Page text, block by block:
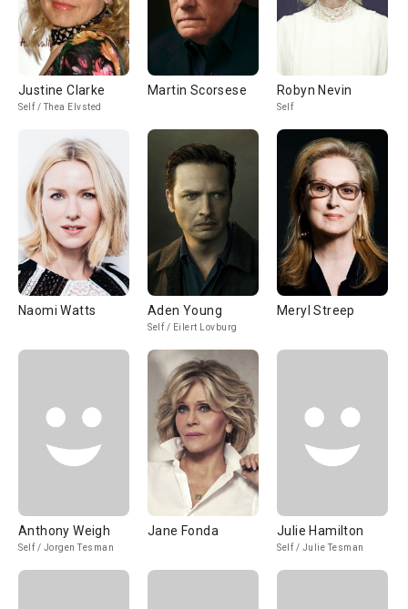
Justine Clarke
Self / Thea Elvsted
Martin Scorsese Robyn Nevin
Self
Naomi Watts Aden Young
Self / Eilert Lovburg
Meryl Streep
Anthony Weigh
Self / Jorgen Tesman
Jane Fonda Julie Hamilton
Self / Julie Tesman